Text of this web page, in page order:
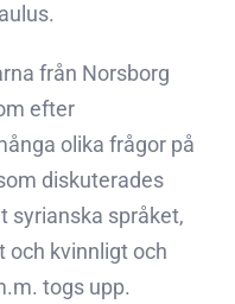
från Norsborg
efter
olika frågor på
diskuterades
syrianska språket,
och kvinnligt och
togs upp.